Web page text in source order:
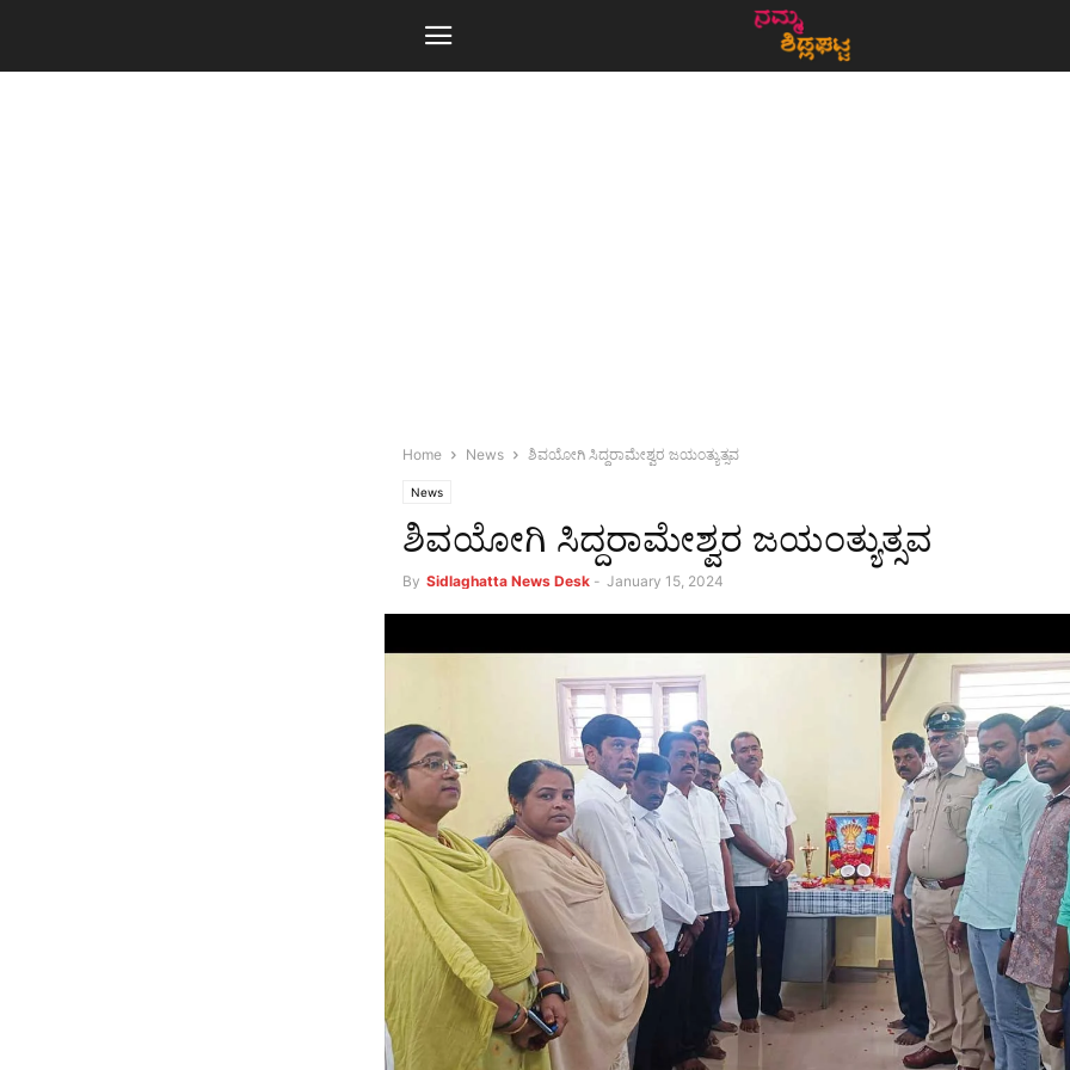
Home News ಶಿವಯೋಗಿ ಸಿದ್ದರಾಮೇಶ್ವರ ಜಯಂತ್ಯುತ್ಸವ
News
ಶಿವಯೋಗಿ ಸಿದ್ದರಾಮೇಶ್ವರ ಜಯಂತ್ಯುತ್ಸವ
By Sidlaghatta News Desk - January 15, 2024